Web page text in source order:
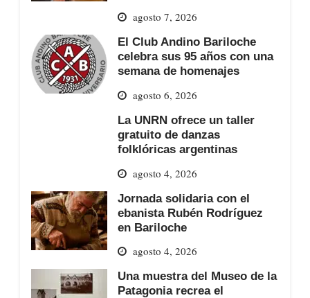
agosto 7, 2026
El Club Andino Bariloche
celebra sus 95 años con una
semana de homenajes
agosto 6, 2026
La UNRN ofrece un taller
gratuito de danzas
folklóricas argentinas
agosto 4, 2026
Jornada solidaria con el
ebanista Rubén Rodríguez
en Bariloche
agosto 4, 2026
Una muestra del Museo de la
Patagonia recrea el